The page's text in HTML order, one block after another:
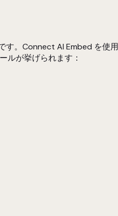
。Connect AI Embed を使
ルが挙げられます：